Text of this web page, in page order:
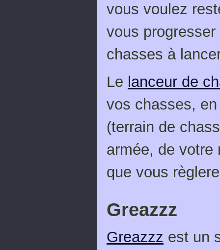
vous voulez
vous
chasses à
Le lanceur de
vos chasses,
(terrain de
armée, de votre
que vous
Greazzz
Greazzz est un